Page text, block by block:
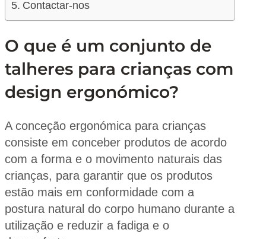
Contactar-nos
O que é um conjunto de
talheres para crianças com
design ergonómico?
A conceção ergonómica para crianças
consiste em conceber produtos de acordo
com a forma e o movimento naturais das
crianças, para garantir que os produtos
estão mais em conformidade com a
postura natural do corpo humano durante a
utilização e reduzir a fadiga e o